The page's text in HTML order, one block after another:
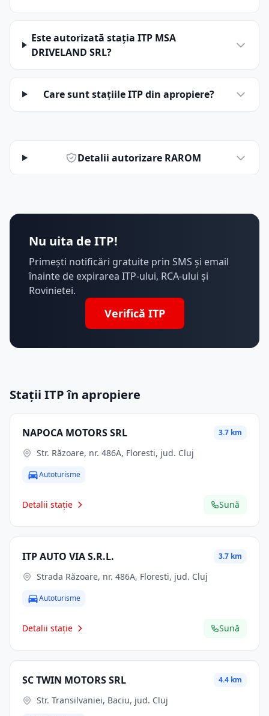
Este autorizată stația ITP MSA
DRIVELAND SRL?
Care sunt stațiile ITP din apropiere?
Detalii autorizare RAROM
Nu uita de ITP!
Primești notificări gratuite prin SMS și email
înainte de expirarea ITP-ului, RCA-ului și
Rovinietei.
Verifică ITP
Stații ITP în apropiere
NAPOCA MOTORS SRL 3.7 km
Str. Răzoare, nr. 486A, Floresti, jud. Cluj
Autoturisme
Detalii stație Sună
ITP AUTO VIA S.R.L. 3.7 km
Strada Răzoare, nr. 486A, Floresti, jud. Cluj
Autoturisme
Detalii stație Sună
SC TWIN MOTORS SRL 4.4 km
Str. Transilvaniei, Baciu, jud. Cluj